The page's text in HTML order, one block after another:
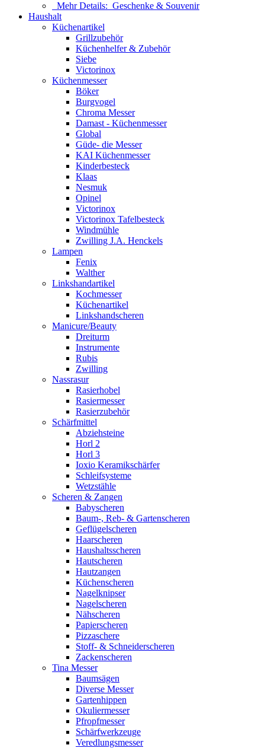
Mehr Details: Geschenke & Souvenir
Haushalt
Küchenartikel
Grillzubehör
Küchenhelfer & Zubehör
Siebe
Victorinox
Küchenmesser
Böker
Burgvogel
Chroma Messer
Damast - Küchenmesser
Global
Güde- die Messer
KAI Küchenmesser
Kinderbesteck
Klaas
Nesmuk
Opinel
Victorinox
Victorinox Tafelbesteck
Windmühle
Zwilling J.A. Henckels
Lampen
Fenix
Walther
Linkshandartikel
Kochmesser
Küchenartikel
Linkshandscheren
Manicure/Beauty
Dreiturm
Instrumente
Rubis
Zwilling
Nassrasur
Rasierhobel
Rasiermesser
Rasierzubehör
Schärfmittel
Abziehsteine
Horl 2
Horl 3
Ioxio Keramikschärfer
Schleifsysteme
Wetzstähle
Scheren & Zangen
Babyscheren
Baum-, Reb- & Gartenscheren
Geflügelscheren
Haarscheren
Haushaltsscheren
Hautscheren
Hautzangen
Küchenscheren
Nagelknipser
Nagelscheren
Nähscheren
Papierscheren
Pizzaschere
Stoff- & Schneiderscheren
Zackenscheren
Tina Messer
Baumsägen
Diverse Messer
Gartenhippen
Okuliermesser
Pfropfmesser
Schärfwerkzeuge
Veredlungsmesser